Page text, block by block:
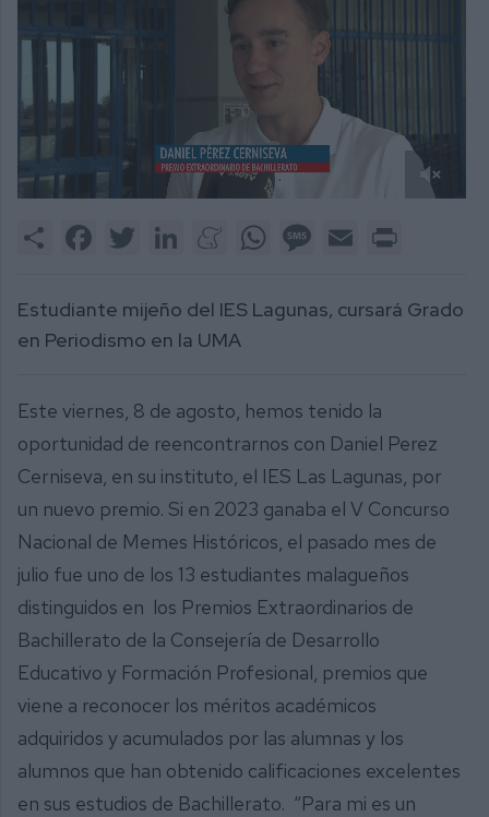
second
of
seconds
Share FacebookTwitter LinkedInMeneameWhatsAppMessage
Email
Estudiante mijeño del IES Lagunas, cursará Grado
en Periodismo en la UMA
Este viernes, 8 de agosto, hemos tenido la
oportunidad de reencontrarnos con Daniel Perez
Cerniseva, en su instituto, el IES Las Lagunas, por
un nuevo premio. Si en 2023 ganaba el V Concurso
Nacional de Memes Históricos, el pasado mes de
julio fue uno de los 13 estudiantes malagueños
distinguidos en los Premios Extraordinarios de
Bachillerato de la Consejería de Desarrollo
Educativo y Formación Profesional, premios que
viene a reconocer los méritos académicos
adquiridos y acumulados por las alumnas y los
alumnos que han obtenido calificaciones excelentes
en sus estudios de Bachillerato. “Para mi es un